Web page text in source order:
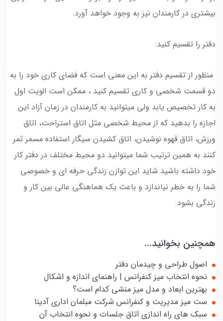
بیشتری در کارمندان نیز به وجود خواهد آورد.
دفتر را تقسیم کنید:
منظور از تقسیم دفتر به این معنی است که فضای کاری خود را به
دو قسمت شخصی و کاری تقسیم کنید ، ممکن است الویت اول
به کار تخصیص یابد ولی میتوانید به کارمندان در زمان آزاد این
اجازه را بدهید که از محیط شخصی مثل اتاق استراحت، اتاق
ورزش، اتاق قهوه نوشیدن، اتاق کشیدن سیگار استفاده مسمر ثمر
کنند به همین ترتیب شما میتوانید دو محیط مختلف در دفتر کار
خود داشته باشید شاید این توازن زندگی حرفه ای و خصوصی
شما را به خطر نیاندازد و باعث یک هماهنگی عالی بین کار و
زندگی بشود.
همچنین بخوانید...
اصول طراحی و چیدمان دفتر
نحوه انتخاب میز کنفرانس | راهنمای اندازه و اشکال
بهترین ابعاد و مدل میز منشی کدام است؟
ست میز مدیریت و کنفرانس شرکت مبلمان اداری آدینا
سبک های راه اندازی اتاق جلسات و نحوه انتخاب آن